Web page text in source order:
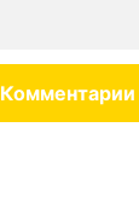
Комментарии